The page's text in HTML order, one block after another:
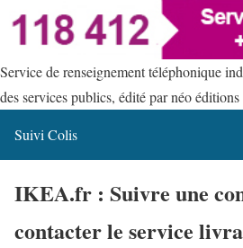
Service de renseignement téléphonique
des services publics, édité par néo éditions
Suivi Colis
IKEA.fr : Suivre une
contacter le service